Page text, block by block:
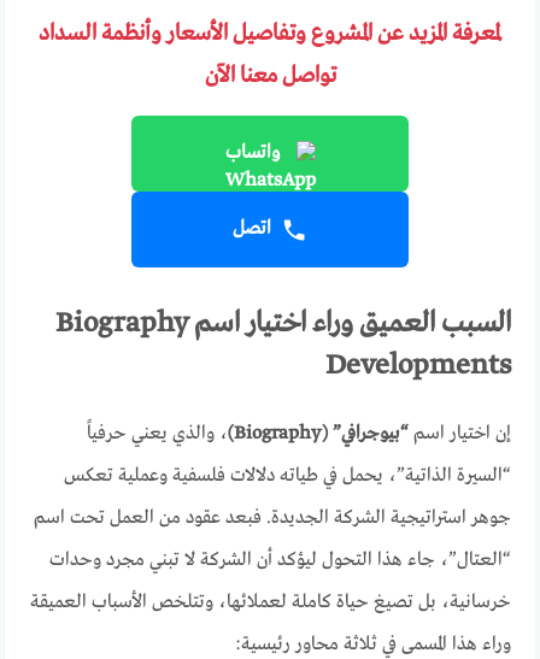
لمعرفة المزيد عن المشروع وتفاصيل الأسعار وأنظمة السداد
تواصل معنا الآن
واتساب
اتصل
السبب العميق وراء اختيار اسم Biography
Developments
إن اختيار اسم“بيوجرافي” (Biography)
، والذي يعني حرفياً
“السيرة الذاتية”، يحمل في طياته دلالات فلسفية وعملية تعكس
جوهر استراتيجية الشركة الجديدة. فبعد عقود من العمل تحت اسم
“العتال”، جاء هذا التحول ليؤكد أن الشركة لا تبني مجرد وحدات
خرسانية، بل تصيغ حياة كاملة لعملائها، وتتلخص الأسباب العميقة
وراء هذا المسمى في ثلاثة محاور رئيسية: